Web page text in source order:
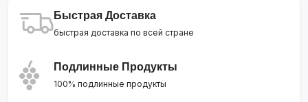
Быстрая Доставка
быстрая доставка по всей стране
Подлинные Продукты
100% подлинные продукты